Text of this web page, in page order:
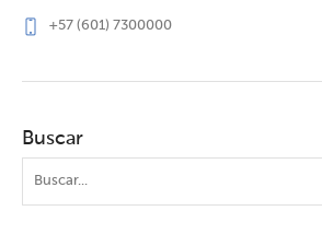
+57 (601) 7300000
Buscar